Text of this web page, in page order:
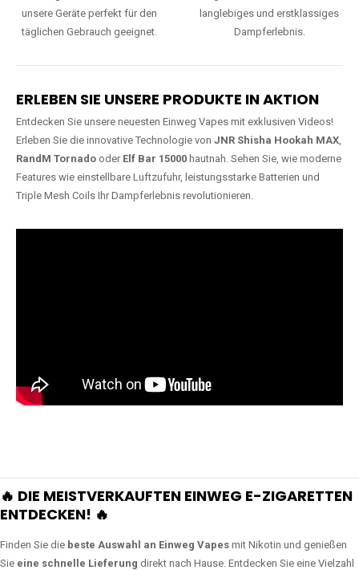
unsere Geräte perfekt für den
täglichen Gebrauch geeignet.
langlebiges und erstklassiges
Dampferlebnis.
ERLEBEN SIE UNSERE PRODUKTE IN AKTION
Entdecken Sie unsere neuesten Einweg Vapes mit exklusiven Videos!
Erleben Sie die innovative Technologie von JNR Shisha Hookah MAX,
RandM Tornado oder Elf Bar 15000 hautnah. Sehen Sie, wie moderne
Features wie einstellbare Luftzufuhr, leistungsstarke Batterien und
Triple Mesh Coils Ihr Dampferlebnis revolutionieren.
🔥 DIE MEISTVERKAUFTEN EINWEG E-ZIGARETTEN
ENTDECKEN! 🔥
Finden Sie die beste Auswahl an Einweg Vapes mit Nikotin und genießen
Sie eine schnelle Lieferung direkt nach Hause. Entdecken Sie eine Vielzahl